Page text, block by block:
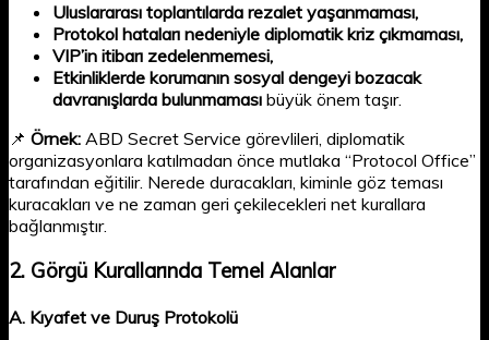
Uluslararası toplantılarda rezalet yaşanmaması,
Protokol hataları nedeniyle diplomatik kriz çıkmaması,
VIP’in itibarı zedelenmemesi,
Etkinliklerde korumanın sosyal dengeyi bozacak
davranışlarda bulunmaması büyük önem taşır.
📌 Örnek: ABD Secret Service görevlileri, diplomatik
organizasyonlara katılmadan önce mutlaka “Protocol Office”
tarafından eğitilir. Nerede duracakları, kiminle göz teması
kuracakları ve ne zaman geri çekilecekleri net kurallara
bağlanmıştır.
2. Görgü Kurallarında Temel Alanlar
A. Kıyafet ve Duruş Protokolü